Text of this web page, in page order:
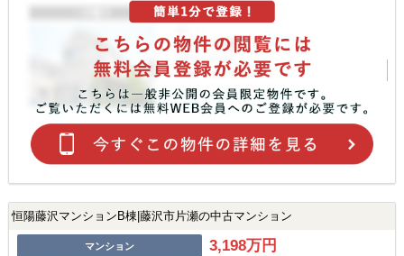
恒陽藤沢マンションB棟|藤沢市片瀬の中古マンション
マンション 3,198万円